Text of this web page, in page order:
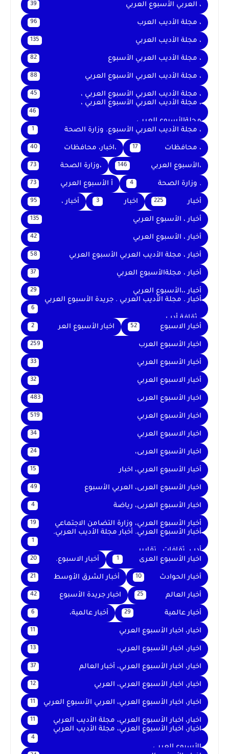
، العربي الأسبوع العربي 39
، مجلة الأديب العرب 96
، مجلة الأديب العربي 135
، مجلة الأديب العربي الأسبوع 82
، مجلة الأديب العربي الأسبوع العربي 88
، مجلة الأديب العربي الأسبوع العربي ، 45
، مجلة الأديب العربي الأسبوع العربي ،
مجلةالأسبوع العربي
46
، مجلة الأديب العربي الأسبوع. وزارة الصحة 1
، محافظات 17 ،اخبار، محافظات 40
،الأسبوع العربي 146 ،وزارة الصحة 73
. وزارة الصحة 4 أ الأسبوع العربي 73
أخبار 225 اخبار 3 أخبار ، 95
أخبار ، الأسبوع العربي 135
أخبار ، الأسبوع العربي 42
أخبار ، مجلة الأديب العربي الأسبوع العربي 58
أخبار ، مجلةالأسبوع العربي 37
أخبار ،،الأسبوع العربي 29
أخبار . مجلة الأديب العربي . جريدة الأسبوع العربي
. ثقافة أدب
6
أخبار الاسبوع 52 اخبار الأسبوع العر 2
اخبار الأسبوع العرب 259
أخبار الأسبوع العربي 33
أخبار الاسبوع العربي 32
اخبار الأسبوع العربى 483
اخبار الأسبوع العربي 519
اخبار الاسبوع العربي 34
اخبار الأسبوع العربى، 24
أخبار الأسبوع العربي، اخبار 15
اخبار الأسبوع العربى، العربي الأسبوع 49
اخبار الأسبوع العربى، رياضة 4
أخبار الأسبوع العربي، وزارة التضامن الاجتماعي 19
أخبار الأسبوع العربي. أخبار مجلة الأديب العربي.
أدب. ثقافات . تقارير .
1
اخبار الأسبوع العرى 1 أخبار الاسبوع. 20
أخبار الحوادث 10 أخبار الشرق الأوسط 21
أخبار العالم 25 اخبار جريدة الأسبوع 42
أخبار عالمية 29 أخبار عالمية، 6
اخبار، اخبار الأسبوع العربي 11
اخبار، اخبار الأسبوع العربي، 13
اخبار، اخبار الأسبوع العربي، أخبار العالم 37
اخبار، اخبار الأسبوع العربي، العربي 12
اخبار، اخبار الأسبوع العربي، العربي الأسبوع العربي 11
اخبار، اخبار الأسبوع العربي، مجلة الأديب العربي 11
اخبار، اخبار الأسبوع العربي، مجلة الأديب العربي
الأسبوع العربي
4